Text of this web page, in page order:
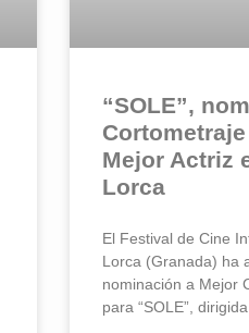
“SOLE”,
Mejor Actriz
Lorca
El Festival de Cine
Lorca (Granada) ha
nominación a Mejor
para “SOLE”,